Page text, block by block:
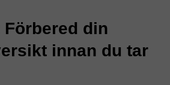
Förbered din
innan du tar